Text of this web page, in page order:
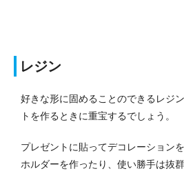
レジン
好きな形に固めることのできるレジ
トを作るときに重宝するでしょう。
プレゼントに貼ってデコレーション
ホルダーを作ったり、使い勝手は抜群